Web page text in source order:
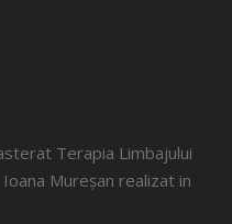
Terapia Limbajului
Mureșan realizat in